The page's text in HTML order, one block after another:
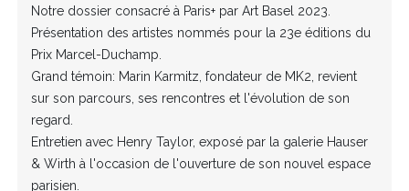
Notre dossier consacré à Paris+ par Art Basel 2023.
Présentation des artistes nommés pour la 23e éditions du
Prix Marcel-Duchamp.
Grand témoin: Marin Karmitz, fondateur de MK2, revient
sur son parcours, ses rencontres et l'évolution de son
regard.
Entretien avec Henry Taylor, exposé par la galerie Hauser
& Wirth à l'occasion de l'ouverture de son nouvel espace
parisien.